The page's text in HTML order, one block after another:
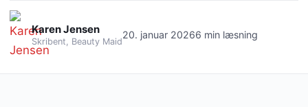
Karen Jensen
Skribent, Beauty Maid
20. januar 20266 min læsning